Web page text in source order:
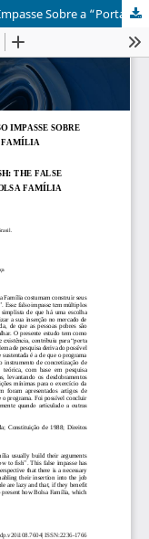
Dar o Peixe Ou Ensinar a Pescar: O Falso Impasse Sobre a “Porta De Saída” do Programa Bolsa Família